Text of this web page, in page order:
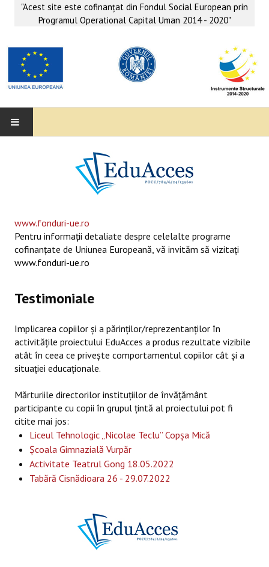
"Acest site este cofinanţat din Fondul Social European prin
Programul Operational Capital Uman 2014 - 2020"
SUPORT EDUCAȚIONAL MATEMATICĂ- INFORMATICĂ
SERVICII PSIHO-SOCIALE
DEZVOLTARE SOCIO-COMUNITARĂ
Despre Rețeaua EduAcces
Membri Rețea EduAcces
Listă de oportunități/ surse de finanţare
Listă parteneri din rețeaua EduAcces
Activități în rețeaua EduAcces
www.fonduri-ue.ro
Pentru informaţii detaliate despre celelalte programe
cofinanţate de Uniunea Europeană, vă invităm să vizitaţi
www.fonduri-ue.ro
Testimoniale
Implicarea copiilor și a părinților/reprezentanților în
activitățile proiectului EduAcces a produs rezultate vizibile
atât în ceea ce privește comportamentul copiilor cât și a
situației educaționale.
Mărturiile directorilor instituțiilor de învățământ
participante cu copii în grupul țintă al proiectului pot fi
citite mai jos:
Liceul Tehnologic „Nicolae Teclu” Copșa Mică
Școala Gimnazială Vurpăr
Activitate Teatrul Gong 18.05.2022
Tabără Cisnădioara 26 - 29.07.2022